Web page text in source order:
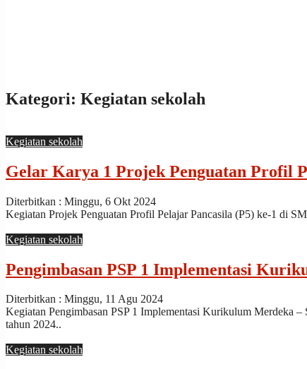
week,
month
year,
the
astronomical
phases
replica
rolex
submariner.
exceptional
finish
of
this
4.31
thick
movement
Kategori: Kegiatan sekolah
Kegiatan sekolah
Gelar Karya 1 Projek Penguatan Profil
Diterbitkan : Minggu, 6 Okt 2024
Kegiatan Projek Penguatan Profil Pelajar Pancasila (P5) ke-1 di
Kegiatan sekolah
Pengimbasan PSP 1 Implementasi
Diterbitkan : Minggu, 11 Agu 2024
Kegiatan Pengimbasan PSP 1 Implementasi Kurikulum Merdeka
tahun 2024..
Kegiatan sekolah